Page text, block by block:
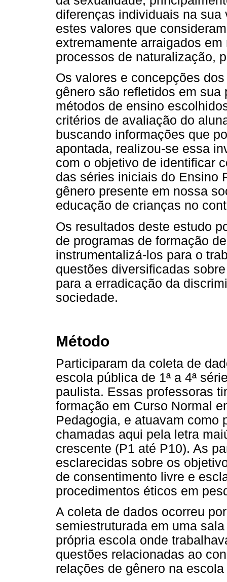
diferenças individuais na
estes valores que
extremamente arraigados
processos de naturalização,
Os valores e concepções
gênero são refletidos em
métodos de ensino
critérios de avaliação do
buscando informações que
apontada, realizou-se essa
com o objetivo de identificar
das séries iniciais do Ensino
gênero presente em nossa
educação de crianças no
Os resultados deste estudo
de programas de formação
instrumentalizá-los para o
questões diversificadas
para a erradicação da
sociedade.
Método
Participaram da coleta de
escola pública de 1ª a 4ª
paulista. Essas professoras
formação em Curso Normal
Pedagogia, e atuavam como
chamadas aqui pela letra
crescente (P1 até P10). As
esclarecidas sobre os
de consentimento livre e
procedimentos éticos em
A coleta de dados ocorreu
semiestruturada em uma
própria escola onde
questões relacionadas ao
relações de gênero na